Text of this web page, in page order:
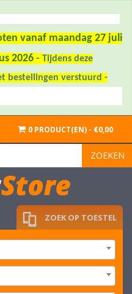
vanaf maandag 27 juli
2026 - Tijdens deze
bestellingen verstuurd -
ZOEKEN
0 PRODUCT(EN) - €0,00
ZOEK OP TOESTEL